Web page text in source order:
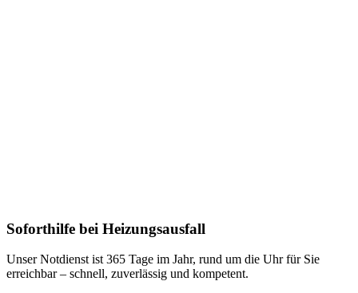
Soforthilfe bei Heizungsausfall
Unser Notdienst ist 365 Tage im Jahr, rund um die Uhr für Sie
erreichbar – schnell, zuverlässig und kompetent.